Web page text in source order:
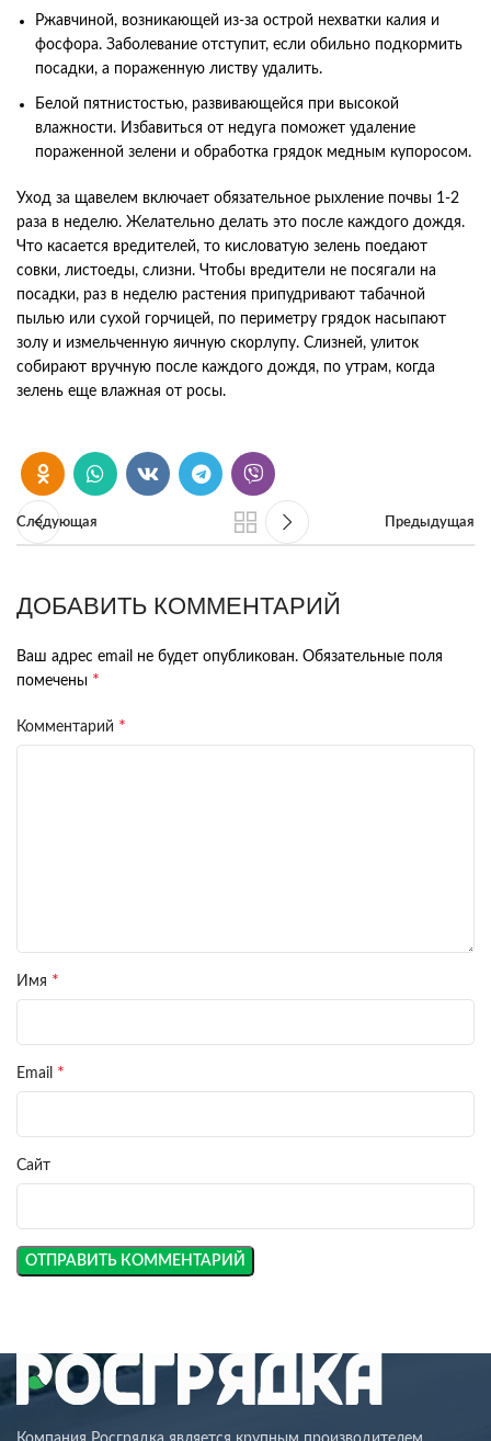
Ржавчиной, возникающей из-за острой нехватки калия и
фосфора. Заболевание отступит, если обильно подкормить
посадки, а пораженную листву удалить.
Белой пятнистостью, развивающейся при высокой
влажности. Избавиться от недуга поможет удаление
пораженной зелени и обработка грядок медным купоросом.
Уход за щавелем включает обязательное рыхление почвы 1-2
раза в неделю. Желательно делать это после каждого дождя.
Что касается вредителей, то кисловатую зелень поедают
совки, листоеды, слизни. Чтобы вредители не посягали на
посадки, раз в неделю растения припудривают табачной
пылью или сухой горчицей, по периметру грядок насыпают
золу и измельченную яичную скорлупу. Слизней, улиток
собирают вручную после каждого дождя, по утрам, когда
зелень еще влажная от росы.
Следующая Предыдущая
ДОБАВИТЬ КОММЕНТАРИЙ
Ваш адрес email не будет опубликован. Обязательные поля
помечены *
Комментарий *
Имя *
Email *
Сайт